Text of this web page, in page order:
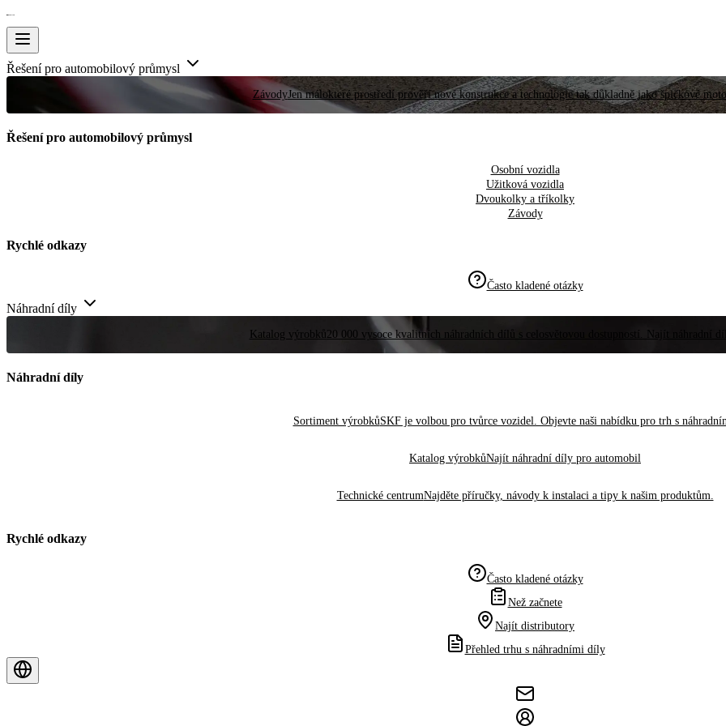
Řešení pro automobilový průmysl
ZávodyJen málokteré prostředí prověří nové konstrukce a technologie tak důkladně jako špičkové
Řešení pro automobilový průmysl
Osobní vozidla
Užitková vozidla
Dvoukolky a tříkolky
Závody
Rychlé odkazy
Často kladené otázky
Náhradní díly
Katalog výrobků20 000 vysoce kvalitních náhradních dílů s celosvětovou dostupností. Najít náhradní
Náhradní díly
Sortiment výrobkůSKF je volbou pro tvůrce vozidel. Objevte naši nabídku pro trh s
Katalog výrobkůNajít náhradní díly pro automobil
Technické centrumNajděte příručky, návody k instalaci a tipy k našim produktům.
Rychlé odkazy
Často kladené otázky
Než začnete
Najít distributory
Přehled trhu s náhradními díly